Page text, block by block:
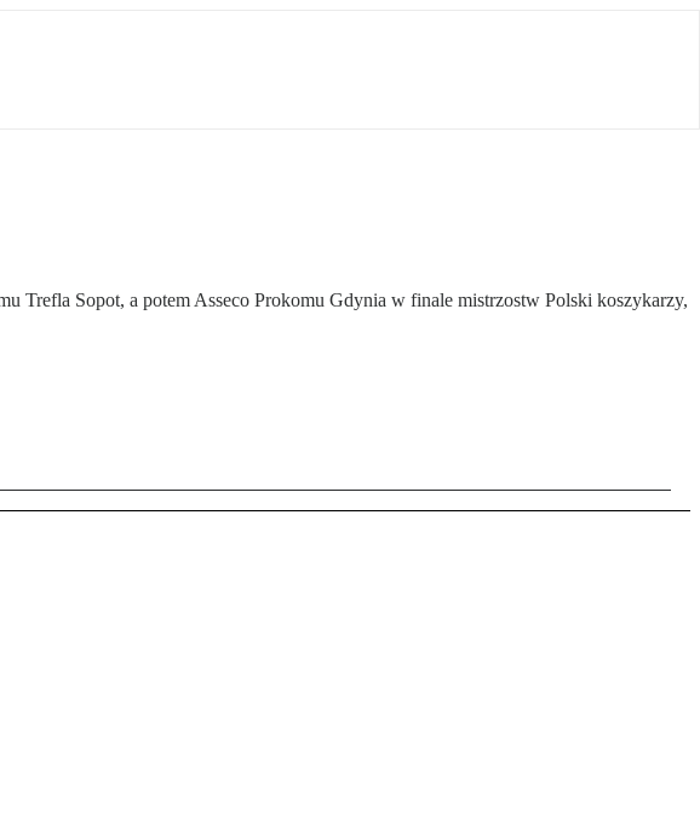
Trefla Sopot, a potem Asseco Prokomu Gdynia w finale mistrzostw Polski koszykarzy,